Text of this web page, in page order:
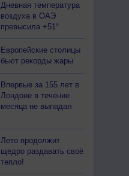
Дневная температура
воздуха в ОАЭ
превысила +51°
Европейские столицы
бьют рекорды жары
Впервые за 155 лет в
Лондоне в течение
месяца не выпадал
Лето продолжит
щедро раздавать своё
тепло!